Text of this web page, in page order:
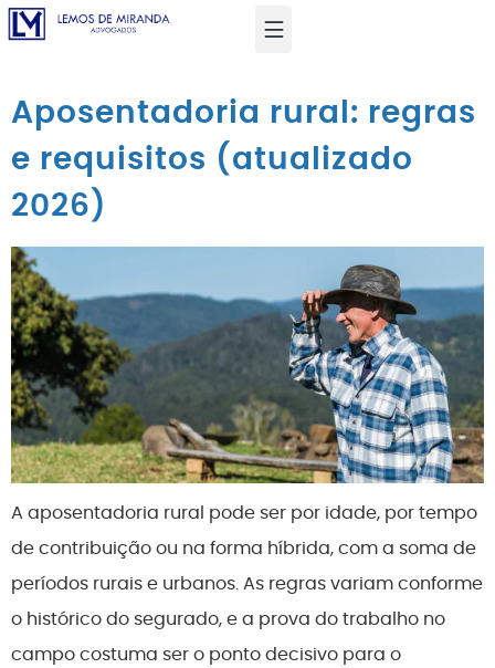
Aposentadoria rural: regras
e requisitos (atualizado
2026)
A aposentadoria rural pode ser por idade, por tempo
de contribuição ou na forma híbrida, com a soma de
períodos rurais e urbanos. As regras variam conforme
o histórico do segurado, e a prova do trabalho no
campo costuma ser o ponto decisivo para o